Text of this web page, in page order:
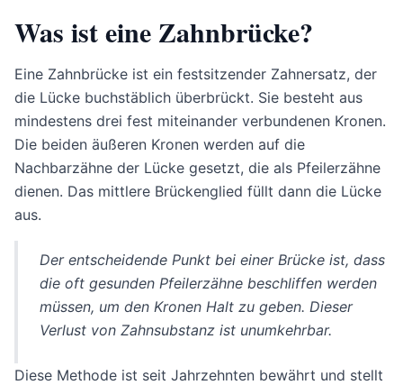
Was ist eine Zahnbrücke?
Eine Zahnbrücke ist ein festsitzender Zahnersatz, der
die Lücke buchstäblich überbrückt. Sie besteht aus
mindestens drei fest miteinander verbundenen Kronen.
Die beiden äußeren Kronen werden auf die
Nachbarzähne der Lücke gesetzt, die als Pfeilerzähne
dienen. Das mittlere Brückenglied füllt dann die Lücke
aus.
Der entscheidende Punkt bei einer Brücke ist, dass
die oft gesunden Pfeilerzähne beschliffen werden
müssen, um den Kronen Halt zu geben. Dieser
Verlust von Zahnsubstanz ist unumkehrbar.
Diese Methode ist seit Jahrzehnten bewährt und stellt